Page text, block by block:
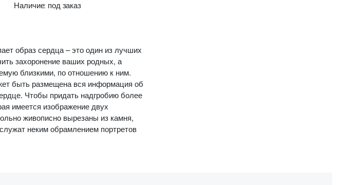
Наличие: под заказ
образ сердца – это один из лучших
захоронение ваших родных, а
близкими, по отношению к ним.
быть размещена вся информация об
Чтобы придать надгробию более
имеется изображение двух
живописно вырезаны из камня,
неким обрамлением портретов